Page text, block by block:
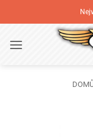
na